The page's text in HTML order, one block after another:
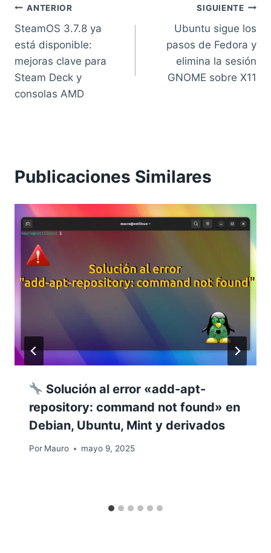
Navegación
de
entradas
ANTERIOR
SteamOS 3.7.8 ya
está disponible:
mejoras clave para
Steam Deck y
consolas AMD
SIGUIENTE
Ubuntu sigue los
pasos de Fedora y
elimina la sesión
GNOME sobre X11
Publicaciones Similares
Solución al error «add-apt-
repository: command not found» en
Debian, Ubuntu, Mint y derivados
Por Mauro mayo 9, 2025